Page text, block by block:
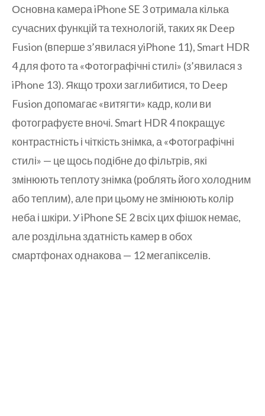
Основна камера iPhone SE 3 отримала кілька
сучасних функцій та технологій, таких як Deep
Fusion (вперше з’явилася уiPhone 11), Smart HDR
4 для фото та «Фотографічні стилі» (з’явилася з
iPhone 13). Якщо трохи заглибитися, то Deep
Fusion допомагає «витягти» кадр, коли ви
фотографуєте вночі. Smart HDR 4 покращує
контрастність і чіткість знімка, а «Фотографічні
стилі» — це щось подібне до фільтрів, які
змінюють теплоту знімка (роблять його холодним
або теплим), але при цьому не змінюють колір
неба і шкіри. У iPhone SE 2 всіх цих фішок немає,
але роздільна здатність камер в обох
смартфонах однакова — 12 мегапікселів.